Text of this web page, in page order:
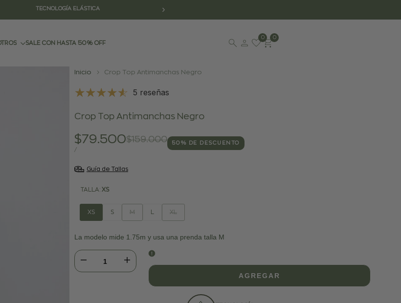
TECNOLOGÍA ELÁSTICA ›
SALE CON HASTA 50% OFF
0 0
Inicio Crop Top Antimanchas Negro
5 reseñas
Crop Top Antimanchas Negro
Precio
$159.000
Precio
de
venta
$79.500
PRECIO
/POR
50 % DE DESCUENTO
Guía de Tallas
TALLA: XS
XS S
Variante
agotada
M
Variante
agotada
XL
La modelo mide 1.75m y usa una prenda talla M
Disminuir Aumentar
AGREGAR